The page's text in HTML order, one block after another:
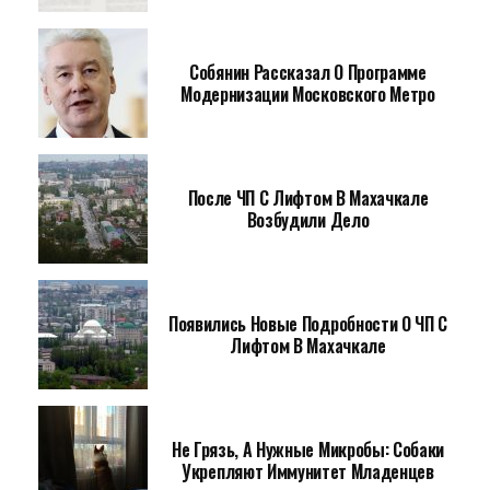
Собянин Рассказал О Программе
Модернизации Московского Метро
После ЧП С Лифтом В Махачкале
Возбудили Дело
Появились Новые Подробности О ЧП С
Лифтом В Махачкале
Не Грязь, А Нужные Микробы: Собаки
Укрепляют Иммунитет Младенцев